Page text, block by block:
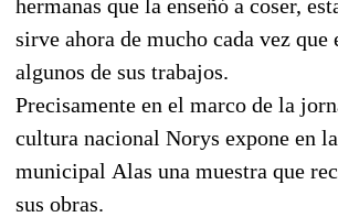
hermanas que la enseñó a coser,
sirve ahora de mucho cada vez que
algunos de sus trabajos.
Precisamente en el marco de la
cultura nacional Norys expone en
municipal Alas una muestra que
sus obras.